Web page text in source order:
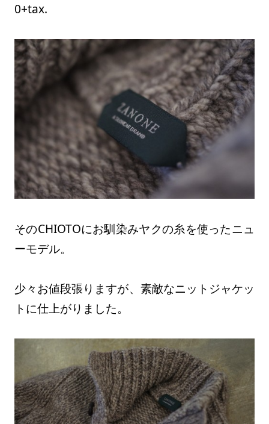
0+tax.
そのCHIOTOにお馴染みヤクの糸を使ったニュ
ーモデル。
少々お値段張りますが、素敵なニットジャケッ
トに仕上がりました。